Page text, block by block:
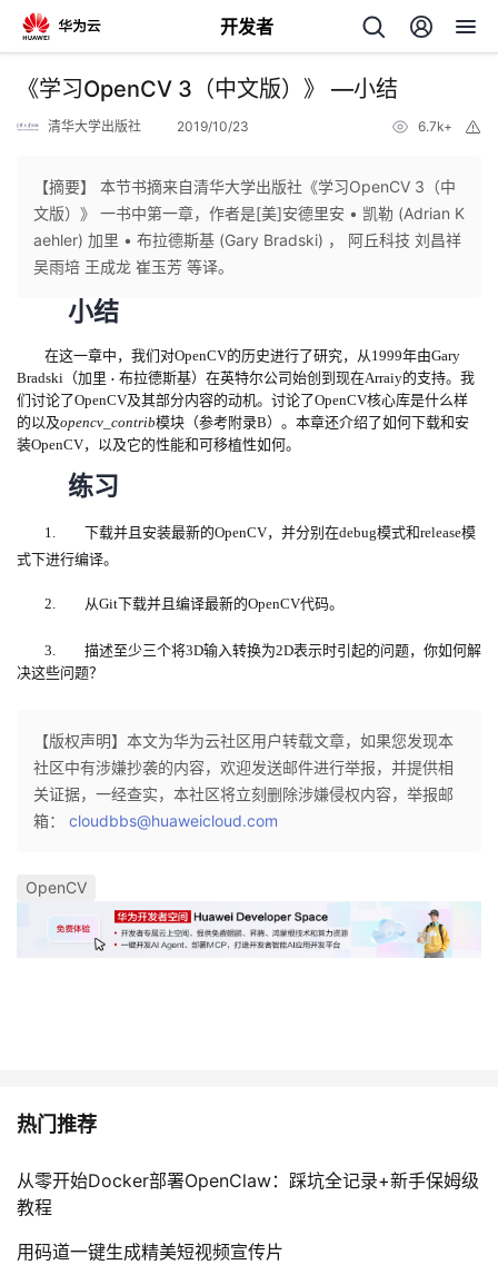
开发者
返
个
主
页
的
开
的
客
我
论
坛
的
圈
我
的
我
者
学
堂
支
持
《学习OpenCV 3（中文版）》 —小结
清华大学出版社 2019/10/23 6.7k+
【摘要】 本节书摘来自清华大学出版社《学习OpenCV 3（中
文版）》 一书中第一章，作者是[美]安德里安 • 凯勒 (Adrian K
aehler) 加里 • 布拉德斯基 (Gary Bradski) ， 阿丘科技 刘昌祥
吴雨培 王成龙 崔玉芳 等译。
小结
在这一章中，我们对OpenCV的历史进行了研究，从1999年由Gary
Bradski （加里 • 布拉德斯基）在英特尔公司始创到现在Arraiy的支持。我
们讨论了OpenCV及其部分内容的动机。讨论了OpenCV核心库是什么样
的以及opencv_contrib模块（参考附录B）。本章还介绍了如何下载和安
装OpenCV，以及它的性能和可移植性如何。
练习
1. 下载并且安装最新的OpenCV，并分别在debug模式和release模
式下进行编译。
2. 从Git下载并且编译最新的OpenCV代码。
3. 描述至少三个将3D输入转换为2D表示时引起的问题，你如何解
决这些问题？
【版权声明】本文为华为云社区用户转载文章，如果您发现本
社区中有涉嫌抄袭的内容，欢迎发送邮件进行举报，并提供相
关证据，一经查实，本社区将立刻删除涉嫌侵权内容，举报邮
箱： cloudbbs@huaweicloud.com
OpenCV
热门推荐
从零开始Docker部署OpenClaw：踩坑全记录+新手保姆级
教程
用码道一键生成精美短视频宣传片